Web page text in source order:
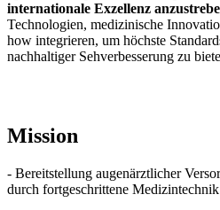
internationale Exzellenz
Technologien, medizinische
how integrieren, um höchste
nachhaltiger Sehverbesserung zu
Mission
- Bereitstellung augenärztlicher
durch fortgeschrittene